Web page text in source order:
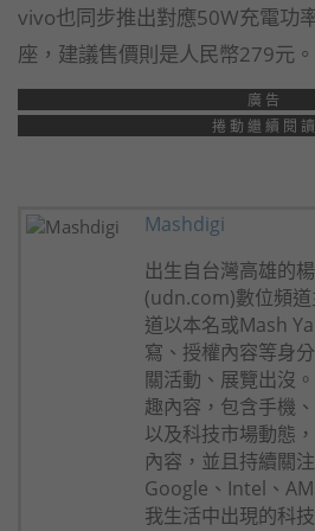
vivo也同步推出對應50W充電功
座，建議售價則是人民幣279元。
廣告
捲動繼續閱讀
Mashdigi
出生自台灣高雄的
(udn.com)數位頻
道以本名或Mash
寫、授權內容等身
關活動、展覽出沒
趣內容，包含手機
以及科技市場動態
內容，並且持續關
Google、Intel、
我生活中出現的科